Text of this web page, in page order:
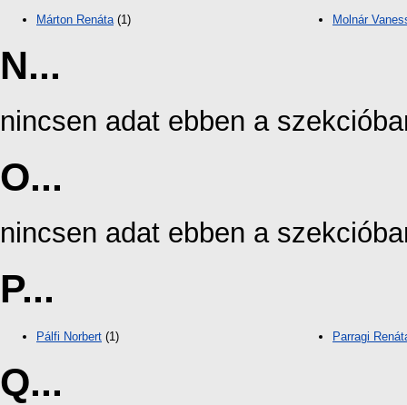
Márton Renáta (1) Molnár
N...
nincsen adat ebben a
O...
nincsen adat ebben a
P...
Pálfi Norbert (1) Parragi
Q...